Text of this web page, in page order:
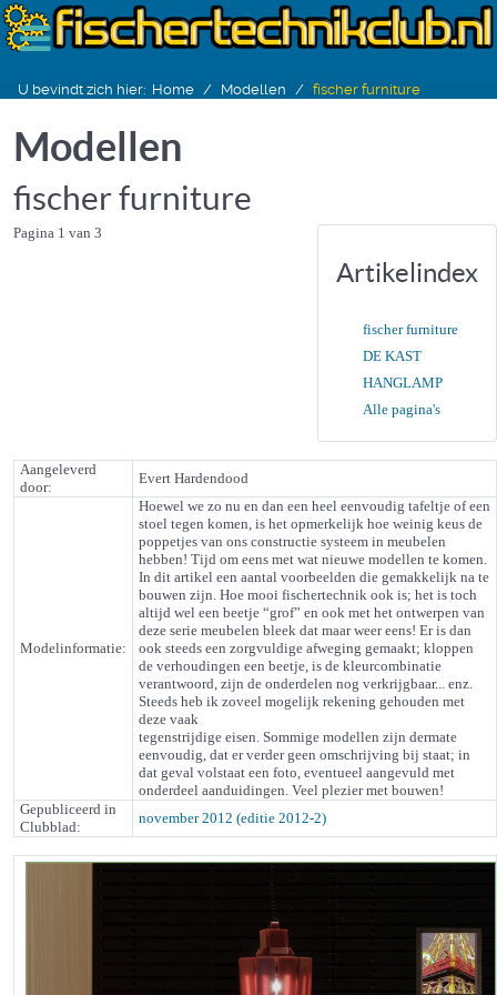
U bevindt zich hier: Home Modellen fischer furniture
Modellen
fischer furniture
Artikelindex
fischer furniture
DE KAST
HANGLAMP
Alle pagina's
Pagina 1 van 3
Aangeleverd
door:
Evert Hardendood
Modelinformatie:
Hoewel we zo nu en dan een heel eenvoudig tafeltje of een
stoel tegen komen, is het opmerkelijk hoe weinig keus de
poppetjes van ons constructie systeem in meubelen
hebben! Tijd om eens met wat nieuwe modellen te komen.
In dit artikel een aantal voorbeelden die gemakkelijk na te
bouwen zijn. Hoe mooi fischertechnik ook is; het is toch
altijd wel een beetje “grof” en ook met het ontwerpen van
deze serie meubelen bleek dat maar weer eens! Er is dan
ook steeds een zorgvuldige afweging gemaakt; kloppen
de verhoudingen een beetje, is de kleurcombinatie
verantwoord, zijn de onderdelen nog verkrijgbaar... enz.
Steeds heb ik zoveel mogelijk rekening gehouden met
deze vaak
tegenstrijdige eisen. Sommige modellen zijn dermate
eenvoudig, dat er verder geen omschrijving bij staat; in
dat geval volstaat een foto, eventueel aangevuld met
onderdeel aanduidingen. Veel plezier met bouwen!
Gepubliceerd in
Clubblad:
november 2012 (editie 2012-2)